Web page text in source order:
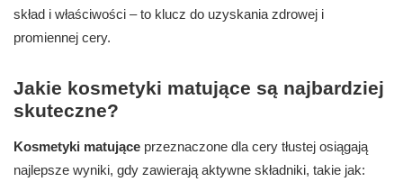
skład i właściwości – to klucz do uzyskania zdrowej i
promiennej cery.
Jakie kosmetyki matujące są najbardziej
skuteczne?
Kosmetyki matujące przeznaczone dla cery tłustej osiągają
najlepsze wyniki, gdy zawierają aktywne składniki, takie jak: